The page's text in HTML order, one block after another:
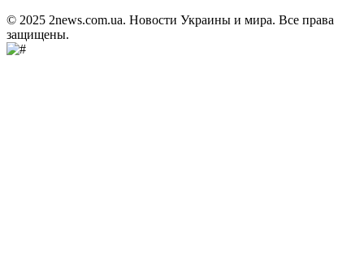
© 2025 2news.com.ua. Новости Украины и мира. Все права
защищены.